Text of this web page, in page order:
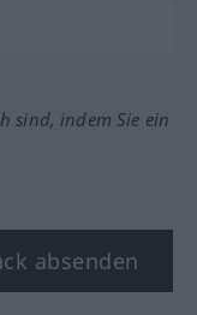
sind, indem Sie ein
absenden